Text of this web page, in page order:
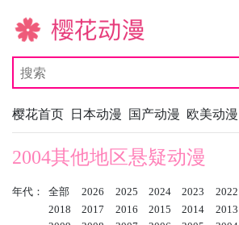
樱花动漫
樱花首页 日本动漫 国产动漫 欧美动漫
2004其他地区悬疑动漫
年代： 全部 2026 2025 2024 2023 2022
2018
2017 2016 2015 2014 2013